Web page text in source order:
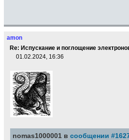
amon
Re: Испускание и поглощение
01.02.2024, 16:36
nomas1000001 в сообщении